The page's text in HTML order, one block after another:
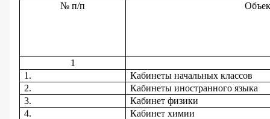
№ п/п
1
1.
Кабинеты начальных классов
2.
Кабинеты иностранного языка
3.
Кабинет физики
4.
Кабинет химии